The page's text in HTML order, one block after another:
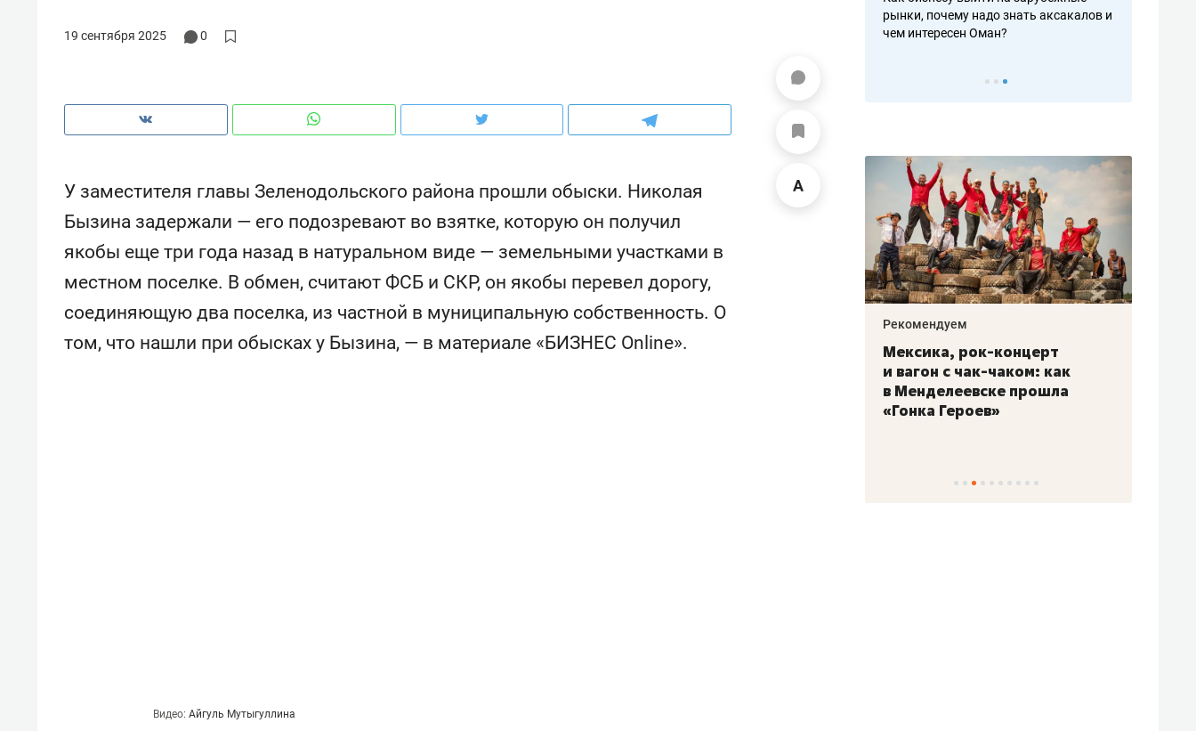
19 сентября 2025 0
У заместителя главы Зеленодольского района прошли обыски. Николая
Бызина задержали — его подозревают во взятке, которую он получил
якобы еще три года назад в натуральном виде — земельными участками в
местном поселке. В обмен, считают ФСБ и СКР, он якобы перевел дорогу,
соединяющую два поселка, из частной в муниципальную собственность. О
том, что нашли при обысках у Бызина, — в материале «БИЗНЕС Online».
Видео: Айгуль Мутыгуллина
чем интересен Оман?
рынки, почему надо знать аксакалов и
чем интересен Оман?
о трехкратном росте
Рекомендуем
Как ГК «МИР ГРУПП» и ВТБ
150 камер до квартиры и Face
Опыт выживания в дикой
Рекомендуем
Мексика, рок-концерт
и вагон с чак-чаком: как
в Менделеевске прошла
«Гонка Героев»